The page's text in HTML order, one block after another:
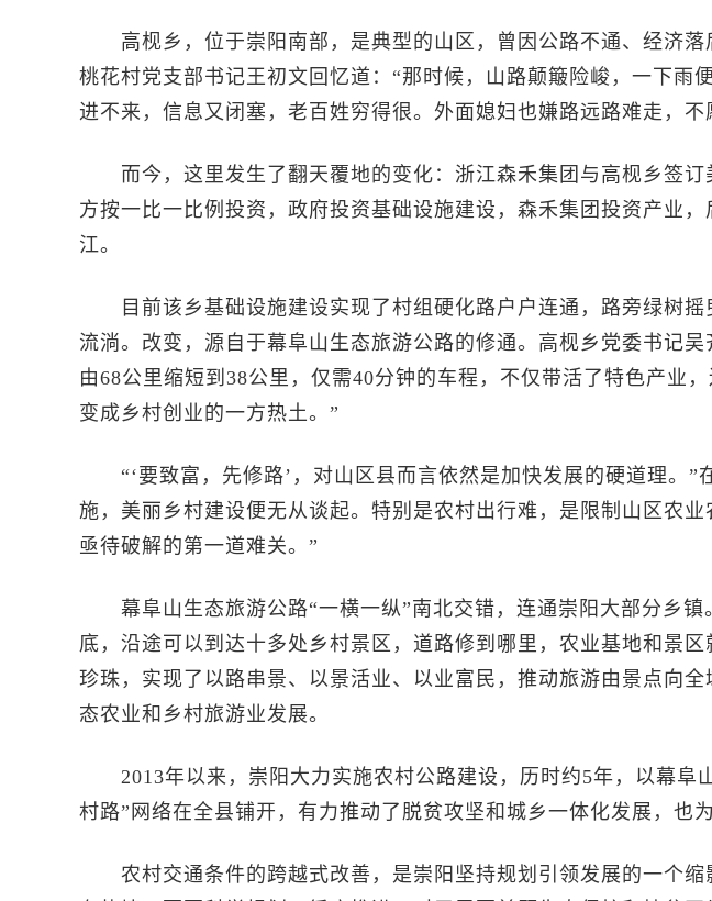
高枧乡，位于崇阳南部，是典型的山区，曾因公路不通、经济落
桃花村党支部书记王初文回忆道：“那时候，山路颠簸险峻，一下雨
进不来，信息又闭塞，老百姓穷得很。外面媳妇也嫌路远路难走，不
而今，这里发生了翻天覆地的变化：浙江森禾集团与高枧乡签订
方按一比一比例投资，政府投资基础设施建设，森禾集团投资产业
江。
目前该乡基础设施建设实现了村组硬化路户户连通，路旁绿树摇
流淌。改变，源自于幕阜山生态旅游公路的修通。高枧乡党委书记
由68公里缩短到38公里，仅需40分钟的车程，不仅带活了特色产业
变成乡村创业的一方热土。”
“‘要致富，先修路’，对山区县而言依然是加快发展的硬道理。”
施，美丽乡村建设便无从谈起。特别是农村出行难，是限制山区农
亟待破解的第一道难关。”
幕阜山生态旅游公路“一横一纵”南北交错，连通崇阳大部分乡镇
底，沿途可以到达十多处乡村景区，道路修到哪里，农业基地和景
珍珠，实现了以路串景、以景活业、以业富民，推动旅游由景点向
态农业和乡村旅游业发展。
2013年以来，崇阳大力实施农村公路建设，历时约5年，以幕阜
村路”网络在全县铺开，有力推动了脱贫攻坚和城乡一体化发展，也
农村交通条件的跨越式改善，是崇阳坚持规划引领发展的一个缩